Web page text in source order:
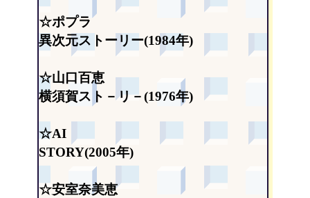
☆ポプラ
異次元ストーリー(1984年)
☆山口百恵
横須賀スト－リ－(1976年)
☆AI
STORY(2005年)
☆安室奈美恵